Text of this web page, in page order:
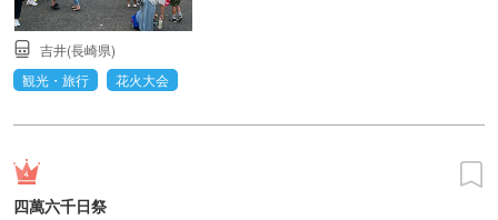
吉井(長崎県)
観光・旅行
花火大会
四萬六千日祭